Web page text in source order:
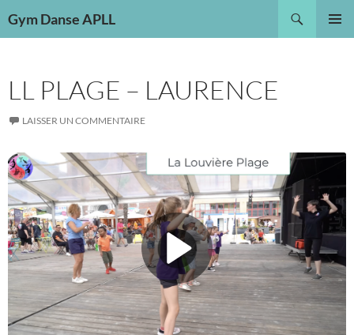
auGym Danse APLL
LL PLAGE – LAURENCE
LAISSER UN COMMENTAIRE